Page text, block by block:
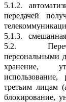
5.1.2.
передачей
5.1.3.
5.2.
персональными
хранение,
третьим лицам
блокирование,